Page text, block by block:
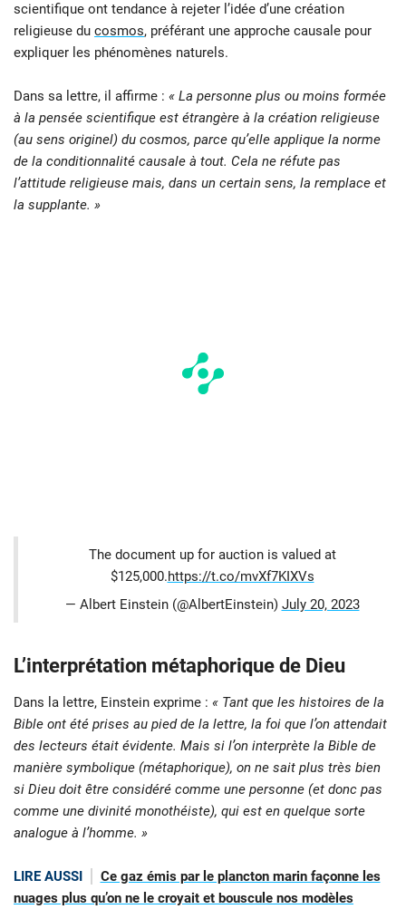
scientifique ont tendance à rejeter l’idée d’une création
religieuse du cosmos, préférant une approche causale pour
expliquer les phénomènes naturels.
Dans sa lettre, il affirme : « La personne plus ou moins formée
à la pensée scientifique est étrangère à la création religieuse
(au sens originel) du cosmos, parce qu’elle applique la norme
de la conditionnalité causale à tout. Cela ne réfute pas
l’attitude religieuse mais, dans un certain sens, la remplace et
la supplante. »
The document up for auction is valued at
$125,000.https://t.co/mvXf7KIXVs
— Albert Einstein (@AlbertEinstein) July 20, 2023
L’interprétation métaphorique de Dieu
Dans la lettre, Einstein exprime : « Tant que les histoires de la
Bible ont été prises au pied de la lettre, la foi que l’on attendait
des lecteurs était évidente. Mais si l’on interprète la Bible de
manière symbolique (métaphorique), on ne sait plus très bien
si Dieu doit être considéré comme une personne (et donc pas
comme une divinité monothéiste), qui est en quelque sorte
analogue à l’homme. »
LIRE AUSSI
Ce gaz émis par le plancton marin façonne les
nuages plus qu’on ne le croyait et bouscule nos modèles